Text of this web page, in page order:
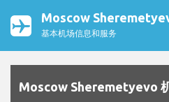
Moscow
基本机场信息和服务
Moscow Sheremetyevo